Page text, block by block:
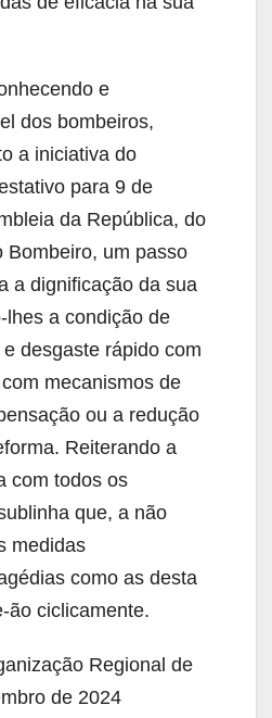
e
dos bombeiros,
a iniciativa do
para 9 de
da República, do
Bombeiro, um passo
a dignificação da sua
lhes a condição de
desgaste rápido com
mecanismos de
ou a redução
Reiterando a
com todos os
que, a não
medidas
como as desta
ão ciclicamente.
Regional de
de 2024